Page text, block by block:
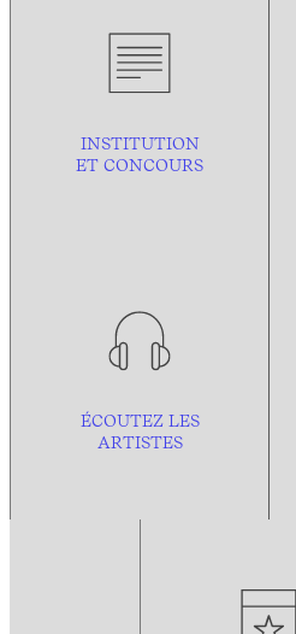
INSTITUTION
ET CONCOURS
ÉCOUTEZ LES
ARTISTES